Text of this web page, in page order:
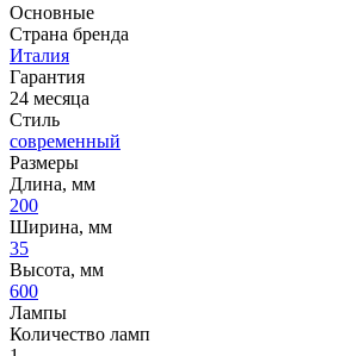
Основные
Страна бренда
Италия
Гарантия
24 месяца
Стиль
современный
Размеры
Длина, мм
200
Ширина, мм
35
Высота, мм
600
Лампы
Количество ламп